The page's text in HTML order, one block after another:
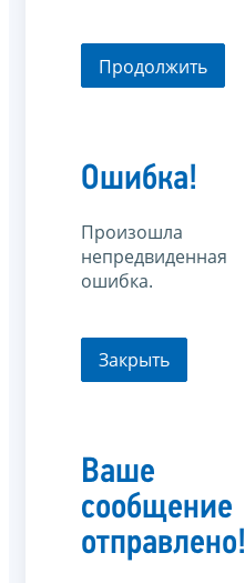
Продолжить
Ошибка!
Произошла
непредвиденная
ошибка.
Закрыть
Ваше
сообщение
отправлено!